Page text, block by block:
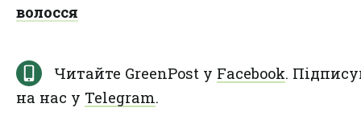
волосся
Читайте GreenPost у Facebook.
на нас у Telegram.